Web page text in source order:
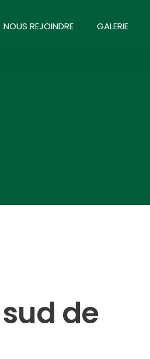
NOUS REJOINDRE GALERIE
de